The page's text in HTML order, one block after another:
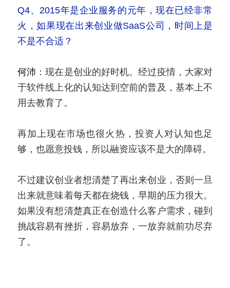
Q4、2015年是企业服务的元年，现在已经非常
火，如果现在出来创业做SaaS公司，时间上是
不是不合适？
何沛 ：现在是创业的好时机。经过疫情，大家对
于软件线上化的认知达到空前的普及，基本上不
用去教育了。
再加上现在市场也很火热，投资人对认知也足
够，也愿意投钱，所以融资应该不是大的障碍。
不过建议创业者想清楚了再出来创业，否则一旦
出来就意味着每天都在烧钱，早期的压力很大。
如果没有想清楚真正在创造什么客户需求，碰到
挑战容易有挫折，容易放弃，一放弃就前功尽弃
了。